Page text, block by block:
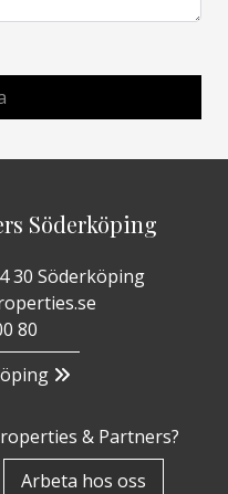
Söderköping
30 Söderköping
80
& Partners?
Arbeta hos oss